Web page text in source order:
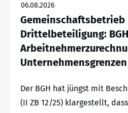
06.08.2026
Gemeinschaftsbetrieb
Drittelbeteiligung:
Der BGH hat jüngst mit
(II ZB 12/25) klargestellt,